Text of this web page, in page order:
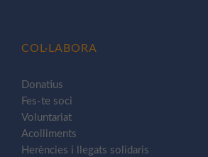
COL·LABORA
Donatius
Fes-te soci
Voluntariat
Acolliments
Herències i llegats solidaris